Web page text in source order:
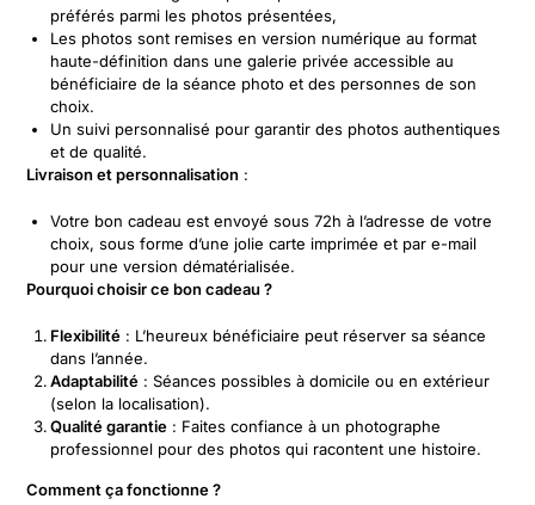
préférés parmi les photos présentées,
Les photos sont remises en version numérique au format
haute-définition dans une galerie privée accessible au
bénéficiaire de la séance photo et des personnes de son
choix.
Un suivi personnalisé pour garantir des photos authentiques
et de qualité.
Livraison et personnalisation :
Votre bon cadeau est envoyé sous 72h à l’adresse de votre
choix, sous forme d’une jolie carte imprimée et par e-mail
pour une version dématérialisée.
Pourquoi choisir ce bon cadeau ?
Flexibilité : L’heureux bénéficiaire peut réserver sa séance
dans l’année.
Adaptabilité : Séances possibles à domicile ou en extérieur
(selon la localisation).
Qualité garantie : Faites confiance à un photographe
professionnel pour des photos qui racontent une histoire.
Comment ça fonctionne ?